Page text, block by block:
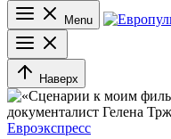
Menu
Наверх
Евроэкспресс